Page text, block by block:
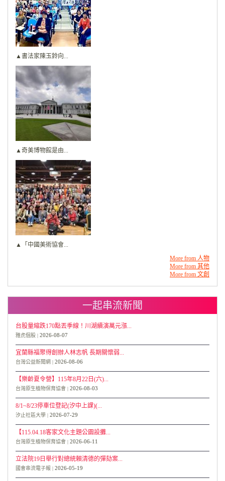
▲書法家陳玉鈴向...
▲奇美博物館是由...
▲「中國美術協會...
More from 人物
More from 其他
More from 文創
一起串流新聞
台股量縮跌170點丟季線！川湖續演萬元漲...
雅虎個股 2026-08-07
宜蘭縣福聚得創辦人林志帆 長期關懷弱...
台灣公益新聞網 2026-08-06
【樂齡夏令營】115年8月22日(六)...
台灣原生植物保育協會 2026-08-03
8/1~8/23停車位登記(汐中上課)(...
汐止社區大學 2026-07-29
【115.04.18客家文化主題公園設攤...
台灣原生植物保育協會 2026-06-11
立法院19日舉行對總統賴清德的彈劾案...
國會串流電子報 2026-05-19